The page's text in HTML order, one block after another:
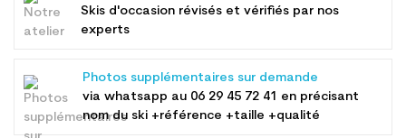
Skis d'occasion révisés et vérifiés par nos
experts
Photos supplémentaires sur demande
via whatsapp au 06 29 45 72 41 en précisant
nom du ski +référence +taille +qualité